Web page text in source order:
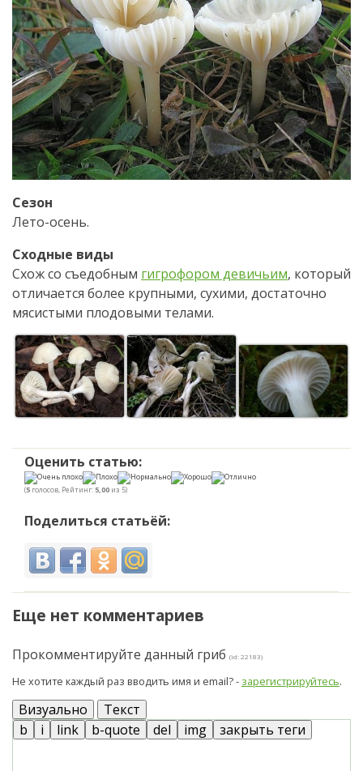
Сезон
Лето-осень.
Сходные виды
Схож со съедобным гигрофором девичьим, который
отличается более крупными, сухими, достаточно
мясистыми плодовыми телами.
Оценить статью:
(5 голосов, Рейтинг: 5,00 из 5)
Поделиться статьёй:
Еще нет комментариев
Прокомментируйте данный гриб (id: 22183)
Не хотите каждый раз вводить имя и email? - зарегистрируйтесь.
Визуально Текст